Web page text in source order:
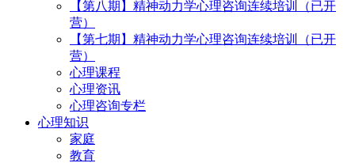
【第八期】精神动力学心理咨询连续培训（已开
营）
【第七期】精神动力学心理咨询连续培训（已开
营）
心理课程
心理资讯
心理咨询专栏
心理知识
家庭
教育